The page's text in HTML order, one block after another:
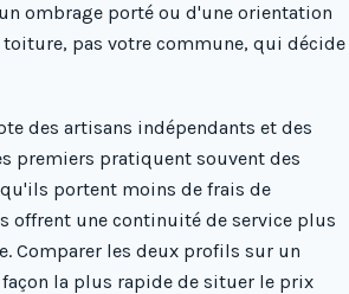
ombrage porté ou d'une orientation
toiture, pas votre commune, qui décide
des artisans indépendants et des
premiers pratiquent souvent des
portent moins de frais de
offrent une continuité de service plus
Comparer les deux profils sur un
la plus rapide de situer le prix